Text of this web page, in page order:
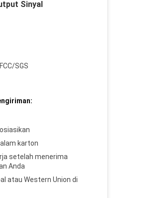
Sinyal
SGS
karton
setelah menerima
Anda
atau Western Union di